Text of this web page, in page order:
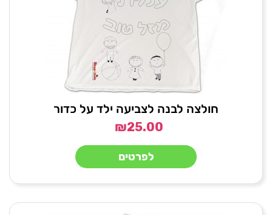
חולצה לבנה לצביעה ילד על כדור
₪25.00
לפרטים